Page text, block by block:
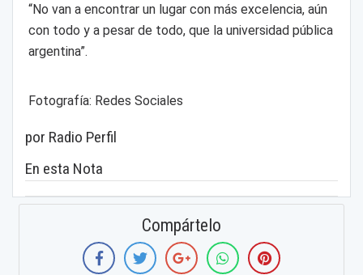
“No van a encontrar un lugar con más excelencia, aún
con todo y a pesar de todo, que la universidad pública
argentina”.
Fotografía: Redes Sociales
por Radio Perfil
En esta Nota
Compártelo